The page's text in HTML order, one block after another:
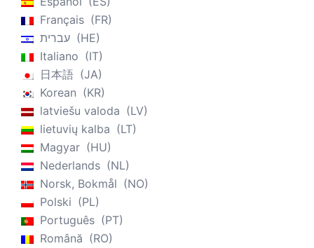
Français
FR
עברית
HE
Italiano
IT
日本語
JA
Korean
KR
latviešu valoda
LV
lietuvių kalba
LT
Magyar
HU
Nederlands
NL
Norsk, Bokmål
NO
Polski
PL
Português
PT
Română
RO